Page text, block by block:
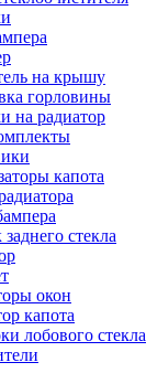
на крышу
горловины
на радиатор
капота
стекла
окон
капота
лобового стекла